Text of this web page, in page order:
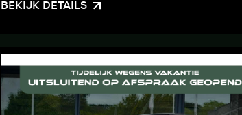
BEKIJK DETAILS